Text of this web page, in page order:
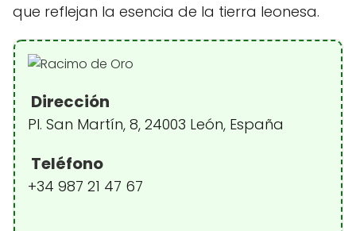
que reflejan la esencia de la tierra leonesa.
Dirección
Pl. San Martín, 8, 24003 León, España
Teléfono
+34 987 21 47 67